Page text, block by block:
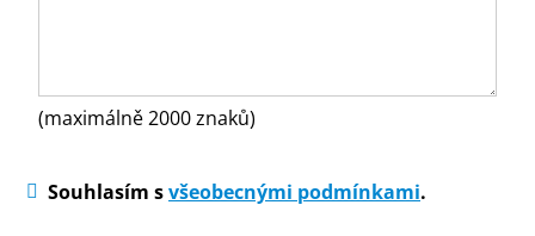
(maximálně 2000 znaků)
Souhlasím svšeobecnými podmínkami.